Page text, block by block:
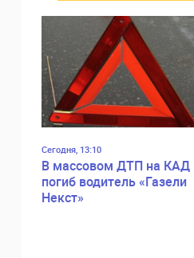
Сегодня, 13:10
В массовом ДТП на КАД
погиб водитель «Газели
Некст»